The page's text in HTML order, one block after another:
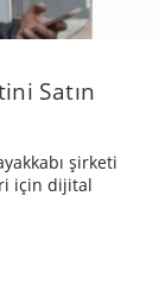
Satın
şirketi
için dijital